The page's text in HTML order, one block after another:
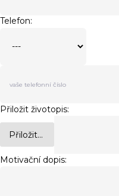
Telefon:
Přiložit životopis:
Přiložit...
Motivační dopis: